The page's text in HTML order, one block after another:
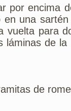
por encima
una
vuelta para
láminas de
de